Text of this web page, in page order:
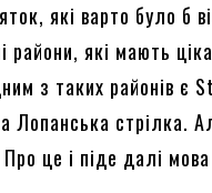
які варто було б
райони, які мають
з таких районів є
Лопанська стрілка.
це і піде далі